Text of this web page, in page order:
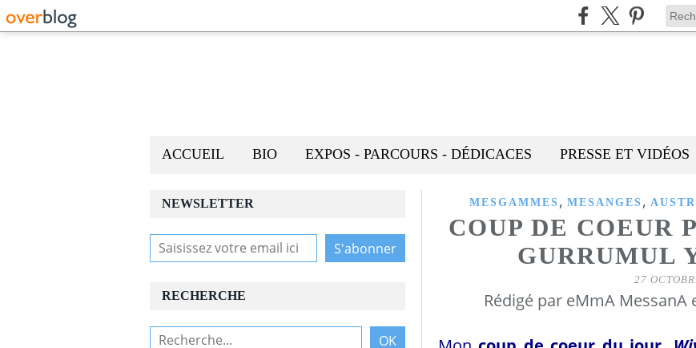
ACCUEIL BIO EXPOS - PARCOURS - DÉDICACES PRESSE ET VIDÉOS
MESGAMMES , MESANGES ,
COUP DE COEUR
GURRUMUL
27
Rédigé par eMmA
NEWSLETTER
RECHERCHE